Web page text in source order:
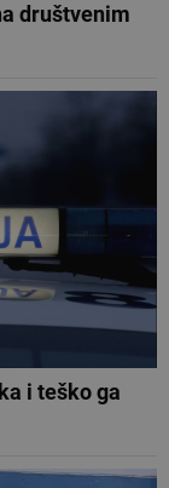
društvenim
i teško ga